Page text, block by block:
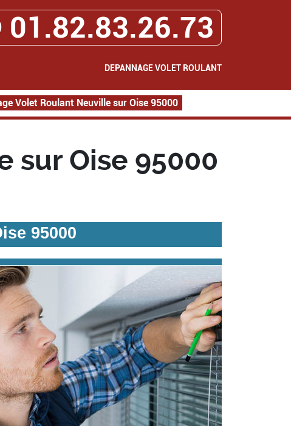
DEPANNAGE VOLET ROULANT
Volet Roulant Neuville sur Oise 95000
sur Oise 95000
95000